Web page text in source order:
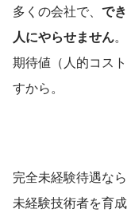
多くの会社で、 で
人にやらせません。
期待値（人的コス
すから。
完全未経験待遇なら
未経験技術者を育